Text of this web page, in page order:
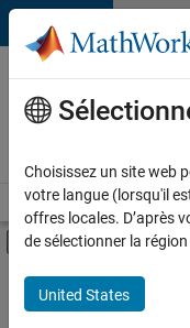
Passer au contenu
Votre
carrière
chez
Accueil Explorer nos
Activer/
Contenu principal
FILTRER PAR
Technologies de
Choisissez un site web
votre langue (lorsqu'il
offres locales. D’après
de sélectionner la
United States